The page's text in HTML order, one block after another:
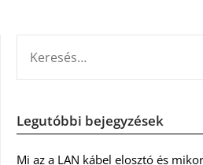
Legutóbbi bejegyzések
Mi az a LAN kábel elosztó és